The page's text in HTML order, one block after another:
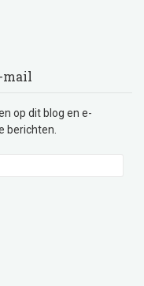
mail
op dit blog en e-
berichten.